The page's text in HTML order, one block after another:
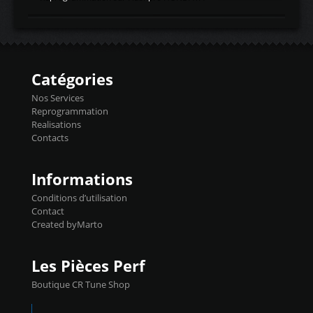
d'admissiontemp ex. pour atmo -30- 80°C
temperaturetemperature ldr moteurtemp
Injecteurs + Flashpro 1370€ TTC Le
précise et performante. Vous pourrez
basculer de la carto sans plomb à Ethanol à
l'aide du flashpro OPTION ECONOMIQUES
Reprog SP 98 sur le calculateur d'origine
450€ TTC Un gain d'environ 10cv et 15nm
Catégories
Nos Services
Reprogrammation
Realisations
Contacts
Informations
Conditions d’utilisation
Contact
Created byMarto
Les Pièces Perf
Boutique CR Tune Shop